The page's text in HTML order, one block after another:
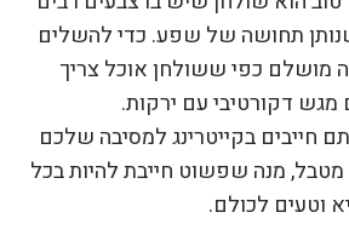
שנותן תחושה של שפע. כדי להשלים
מושלם כפי ששולחן אוכל צריך
דקורטיבי עם ירקות.
חייבים בקייטרינג למסיבה שלכם
מנה שפשוט חייבת להיות בכל
וטעים לכולם.